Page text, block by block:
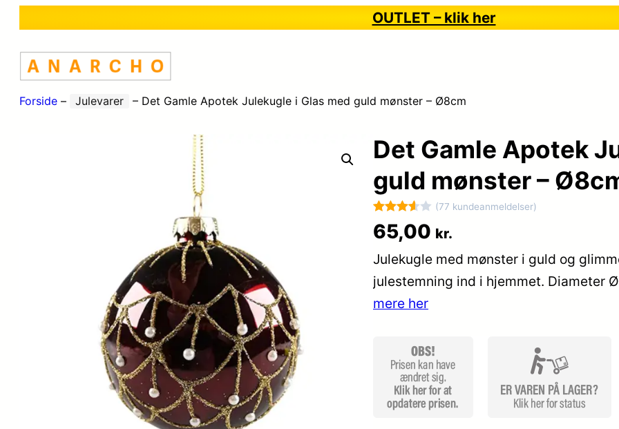
OUTLET – klik her
Forside – Julevarer – Det Gamle Apotek Julekugle i Glas med guld mønster – Ø8cm
Det Gamle Apotek
guld mønster –
Bedømt
som
3.6ud
af 5
baseret
på
77
ser
(77 kundeanmeldelser)
65,00 kr.
Julekugle med mønster i guld og
julestemning ind i hjemmet. Diameter
mere her